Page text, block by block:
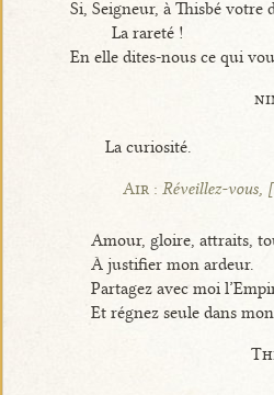
Si, Seigneur, à Thisbé votre
La rareté !
En elle dites-nous ce qui
La curiosité.
Air :Réveillez-vous,
Amour, gloire, attraits,
À justifier mon ardeur.
Partagez avec moi
Et régnez seule dans